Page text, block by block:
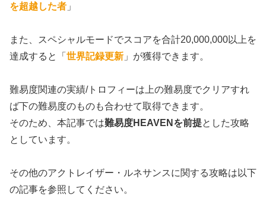
を超越した者 」
また、スペシャルモードでスコアを合計20,000,000以上を
達成すると「 世界記録更新 」が獲得できます。
難易度関連の実績/トロフィーは上の難易度でクリアすれ
ば下の難易度のものも合わせて取得できます。
そのため、本記事では難易度HEAVENを前提とした攻略
としています。
その他のアクトレイザー・ルネサンスに関する攻略は以下
の記事を参照してください。